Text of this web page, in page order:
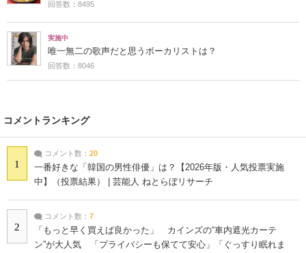
回答数：8495
実施中
唯一無二の歌声だと思うボーカリストは？
回答数：8046
コメントランキング
1
コメント数： 20
一番好きな「韓国の男性俳優」は？【2026年版・人気投票実施
中】（投票結果） | 芸能人 ねとらぼリサーチ
2
コメント数： 7
「もっと早く買えば良かった」 カインズの“車内遮光カーテ
ン”が大人気 「プライバシーも保てて安心」「ぐっすり眠れま